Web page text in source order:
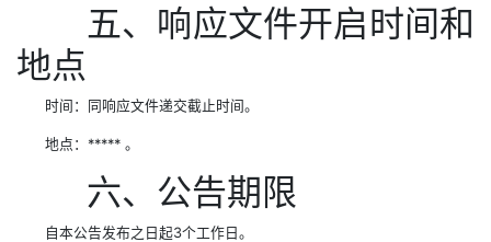
五、响应文件开启时间和
地点
时间：同响应文件递交截止时间。
地点：***** 。
六、公告期限
自本公告发布之日起3个工作日。